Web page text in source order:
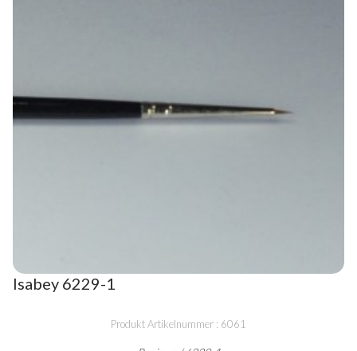
Isabey 6229-1
Produkt Artikelnummer : 6061